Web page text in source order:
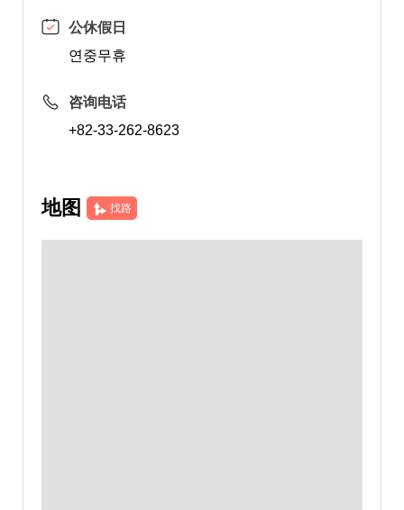
公休假日
연중무휴
咨询电话
+82-33-262-8623
地图 找路